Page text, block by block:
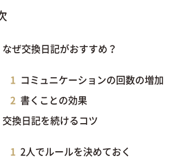
なぜ交換日記がおすすめ？
コミュニケーションの回数の増加
書くことの効果
交換日記を続けるコツ
2人でルールを決めておく